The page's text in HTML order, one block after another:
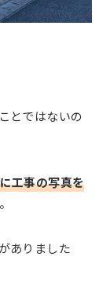
とではないの
工事の写真を
ありました